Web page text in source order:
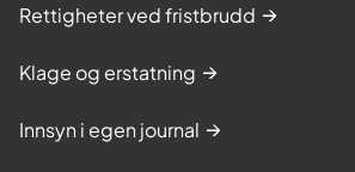
Rettigheter ved fristbrudd
Klage og erstatning
Innsyn i egen journal